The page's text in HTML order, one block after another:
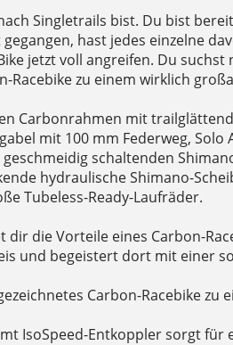
Singletrails bist. Du bist
gegangen, hast jedes einzelne
jetzt voll angreifen. Du suchst
Racebike zu einem wirklich
Carbonrahmen mit
mit 100 mm Federweg, Solo
schaltenden
hydraulische Shimano-
Tubeless-Ready-Laufräder.
dir die Vorteile eines Carbon-
und begeistert dort mit einer
Carbon-Racebike zu
IsoSpeed-Entkoppler sorgt für